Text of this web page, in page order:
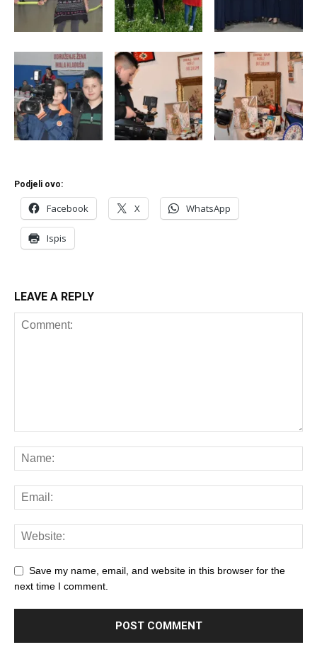
Podjeli ovo:
Facebook X WhatsApp
Ispis
LEAVE A REPLY
Save my name, email, and website in this browser for the
next time I comment.